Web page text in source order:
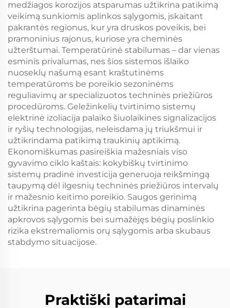
medžiagos korozijos atsparumas užtikrina patikimą
veikimą sunkiomis aplinkos sąlygomis, įskaitant
pakrantės regionus, kur yra druskos poveikis, bei
pramoninius rajonus, kuriose yra cheminės
užterštumai. Temperatūrinė stabilumas – dar vienas
esminis privalumas, nes šios sistemos išlaiko
nuoseklų našumą esant kraštutinėms
temperatūroms be poreikio sezoninėms
reguliavimų ar specializuotos techninės priežiūros
procedūroms. Geležinkelių tvirtinimo sistemų
elektrinė izoliacija palaiko šiuolaikines signalizacijos
ir ryšių technologijas, neleisdama jų triukšmui ir
užtikrindama patikimą traukinių aptikimą.
Ekonomiškumas pasireiškia mažesniais viso
gyvavimo ciklo kaštais: kokybiškų tvirtinimo
sistemų pradinė investicija generuoja reikšmingą
taupymą dėl ilgesnių techninės priežiūros intervalų
ir mažesnio keitimo poreikio. Saugos gerinimą
užtikrina pagerinta bėgių stabilumas dinaminės
apkrovos sąlygomis bei sumažėjęs bėgių poslinkio
rizika ekstremaliomis orų sąlygomis arba skubaus
stabdymo situacijose.
Praktiški patarimai